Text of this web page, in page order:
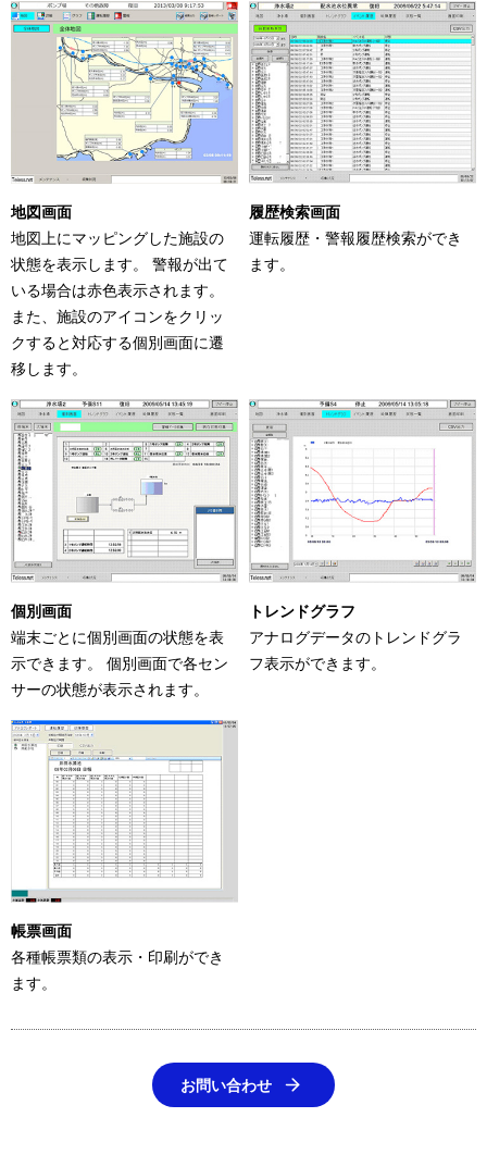
地図画面
地図上にマッピングした施設の
状態を表示します。 警報が出て
いる場合は赤色表示されます。
また、施設のアイコンをクリッ
クすると対応する個別画面に遷
移します。
履歴検索画面
運転履歴・警報履歴検索ができ
ます。
個別画面
端末ごとに個別画面の状態を表
示できます。 個別画面で各セン
サーの状態が表示されます。
トレンドグラフ
アナログデータのトレンドグラ
フ表示ができます。
帳票画面
各種帳票類の表示・印刷ができ
ます。
お問い合わせ